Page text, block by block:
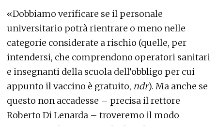
«Dobbiamo verificare se il personale
universitario potrà rientrare o meno nelle
categorie considerate a rischio (quelle, per
intendersi, che comprendono operatori sanitari
e insegnanti della scuola dell’obbligo per cui
appunto il vaccino è gratuito, ndr). Ma anche se
questo non accadesse – precisa il rettore
Roberto Di Lenarda – troveremo il modo